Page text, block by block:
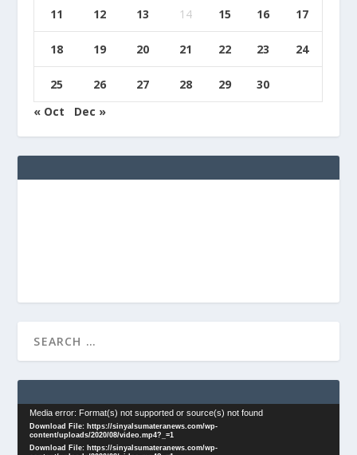
11 12 13 14 15 16 17
18 19 20 21 22 23 24
25 26 27 28 29
30
« Oct
Dec »
Video
Player
Media error: Format(s) not supported or source(s) not found
Download File: https://sinyalsumateranews.com/wp-
content/uploads/2020/08/video.mp4?_=1
Download File: https://sinyalsumateranews.com/wp-